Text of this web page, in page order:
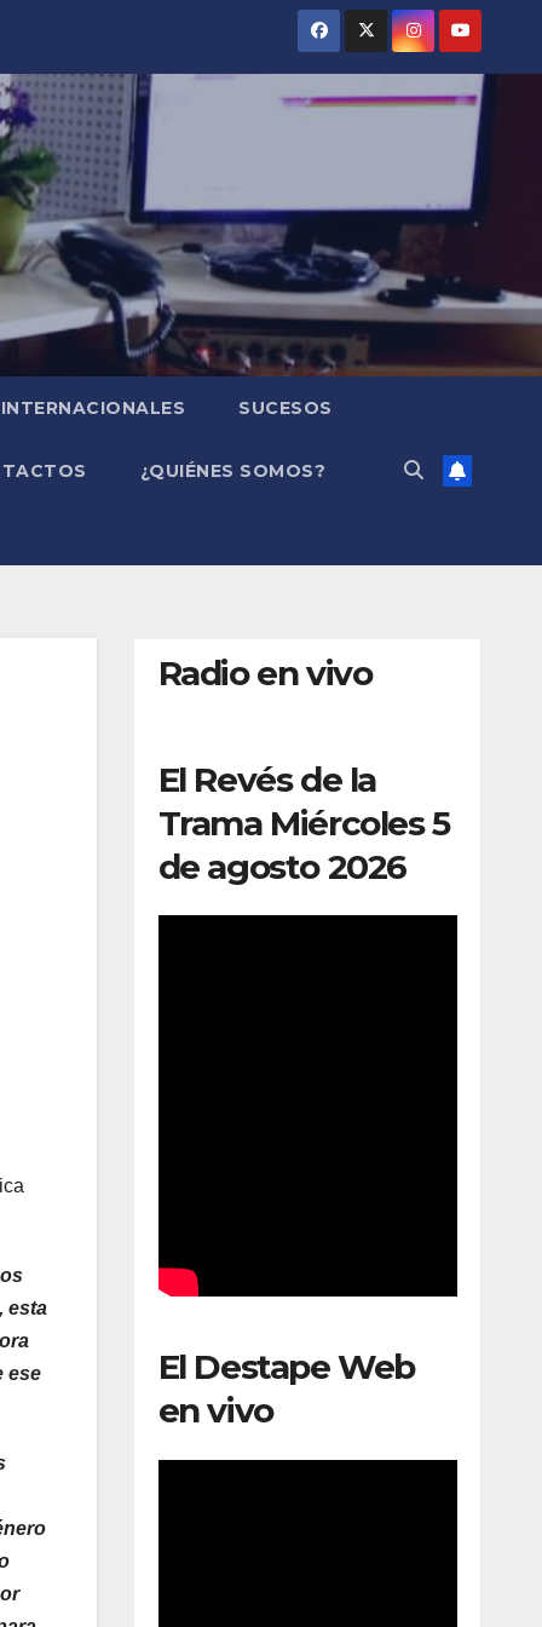
INTERNACIONALES SUCESOS
¿QUIÉNES SOMOS?
esta
ese
Radio en vivo
El Revés de la
Trama Miércoles 5
de agosto 2026
El Destape Web
en vivo